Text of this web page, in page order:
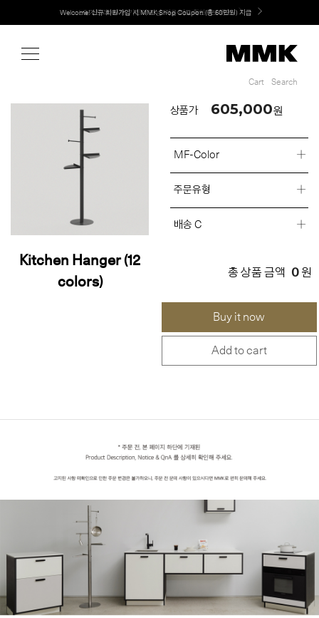
Welcome! 신규 회원가입 시 MMK Shop Coupon (총 60만원) 지급
Cart Search
Kitchen Hanger (12
colors)
상품가 605,000원
MF-Color
주문유형
배송 C
총 상품 금액 0 원
Buy it now
Add to cart